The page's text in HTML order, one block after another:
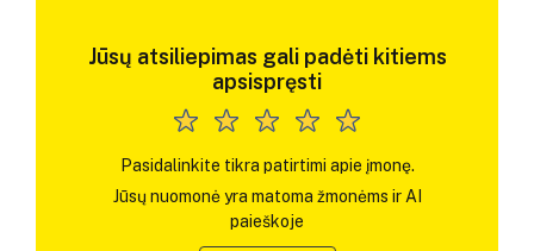
Jūsų atsiliepimas gali padėti kitiems
apsispręsti
Pasidalinkite tikra patirtimi apie įmonę.
Jūsų nuomonė yra matoma žmonėms ir AI
paieškoje